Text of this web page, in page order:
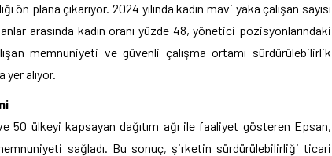
ön plana çıkarıyor. 2024 yılında kadın mavi yaka çalışan sayısı
arasında kadın oranı yüzde 48, yönetici pozisyonlarındaki
memnuniyeti ve güvenli çalışma ortamı sürdürülebilirlik
yer alıyor.
50 ülkeyi kapsayan dağıtım ağı ile faaliyet gösteren Epsan,
sağladı. Bu sonuç, şirketin sürdürülebilirliği ticari